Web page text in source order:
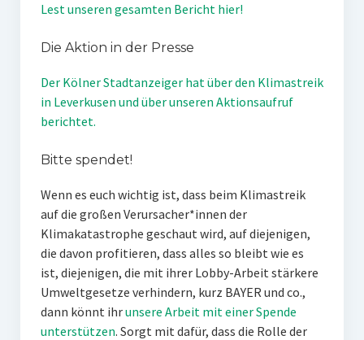
Lest unseren gesamten Bericht hier!
Die Aktion in der Presse
Der Kölner Stadtanzeiger hat über den Klimastreik
in Leverkusen und über unseren Aktionsaufruf
berichtet.
Bitte spendet!
Wenn es euch wichtig ist, dass beim Klimastreik
auf die großen Verursacher*innen der
Klimakatastrophe geschaut wird, auf diejenigen,
die davon profitieren, dass alles so bleibt wie es
ist, diejenigen, die mit ihrer Lobby-Arbeit stärkere
Umweltgesetze verhindern, kurz BAYER und co.,
dann könnt ihrunsere Arbeit mit einer Spende
unterstützen. Sorgt mit dafür, dass die Rolle der